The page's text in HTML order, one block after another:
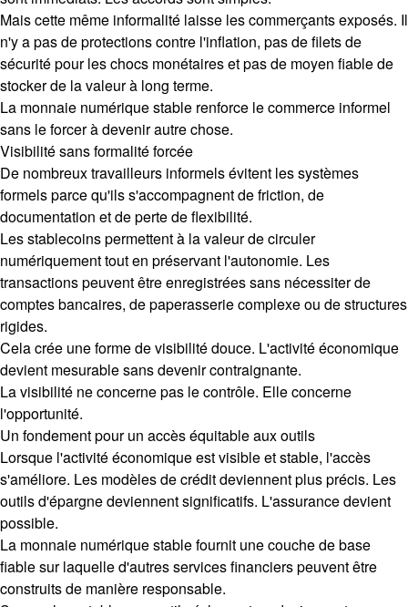
Mais cette même informalité laisse les commerçants exposés. Il
n'y a pas de protections contre l'inflation, pas de filets de
sécurité pour les chocs monétaires et pas de moyen fiable de
stocker de la valeur à long terme.
La monnaie numérique stable renforce le commerce informel
sans le forcer à devenir autre chose.
Visibilité sans formalité forcée
De nombreux travailleurs informels évitent les systèmes
formels parce qu'ils s'accompagnent de friction, de
documentation et de perte de flexibilité.
Les stablecoins permettent à la valeur de circuler
numériquement tout en préservant l'autonomie. Les
transactions peuvent être enregistrées sans nécessiter de
comptes bancaires, de paperasserie complexe ou de structures
rigides.
Cela crée une forme de visibilité douce. L'activité économique
devient mesurable sans devenir contraignante.
La visibilité ne concerne pas le contrôle. Elle concerne
l'opportunité.
Un fondement pour un accès équitable aux outils
Lorsque l'activité économique est visible et stable, l'accès
s'améliore. Les modèles de crédit deviennent plus précis. Les
outils d'épargne deviennent significatifs. L'assurance devient
possible.
La monnaie numérique stable fournit une couche de base
fiable sur laquelle d'autres services financiers peuvent être
construits de manière responsable.